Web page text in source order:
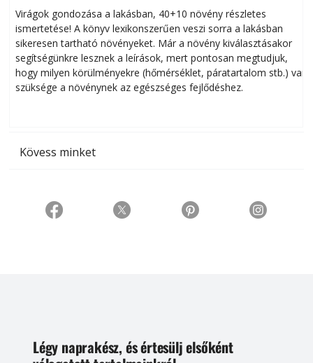
Virágok gondozása a lakásban, 40+10 növény részletes
ismertetése! A könyv lexikonszerűen veszi sorra a lakásban
sikeresen tart­ha­tó növényeket. Már a növény kiválasztásakor
segítségünkre lesznek a leírások, mert pontosan megtudjuk,
hogy milyen körülményekre (hőmérséklet, páratartalom stb.) van
szüksége a növénynek az egészséges fejlődéshez.
Kövess minket
Légy naprakész, és értesülj elsőként